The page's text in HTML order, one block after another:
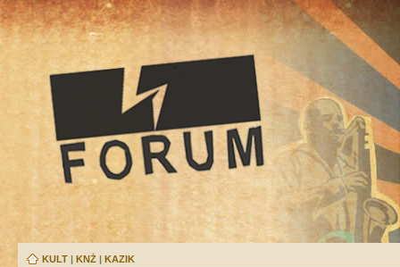
KULT | KNŻ | KAZIK